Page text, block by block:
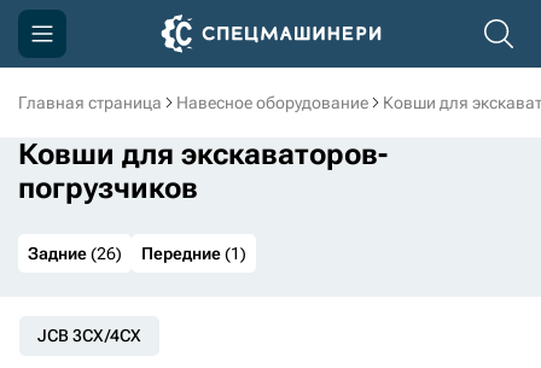
Главная страница Навесное оборудование Ковши для
Ковши для экскаваторов-
погрузчиков
Задние(26) Передние(1)
JCB 3CX/4CX
Компания
Акции
Информация